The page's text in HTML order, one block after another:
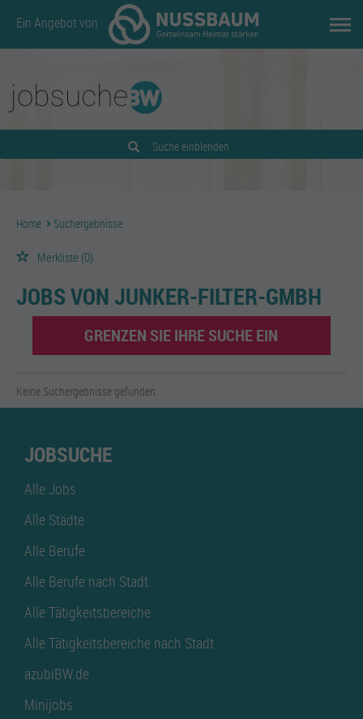
Ein Angebot von
Suche einblenden
Home Suchergebnisse
Merkliste (0)
JOBS VON JUNKER-FILTER-GMBH
GRENZEN SIE IHRE SUCHE EIN
Keine Suchergebnisse gefunden.
JOBSUCHE
Alle Jobs
Alle Städte
Alle Berufe
Alle Berufe nach Stadt
Alle Tätigkeitsbereiche
Alle Tätigkeitsbereiche nach Stadt
azubiBW.de
Minijobs